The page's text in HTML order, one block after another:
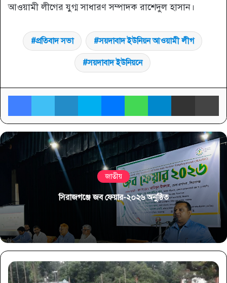
আওয়ামী লীগের যুগ্ম সাধারণ সম্পাদক রাশেদুল হাসান।
প্রতিবাদ সভা সয়দাবাদ ইউনিয়ন আওয়ামী লীগ
সয়দাবাদ ইউনিয়নে
Facebook
TwitterLinkedInSkypeMessengerWhatsAppTelegram
Share via Email
জাতীয়
সিরাজগঞ্জে জব ফেয়ার-২০২৬ অনুষ্ঠিত